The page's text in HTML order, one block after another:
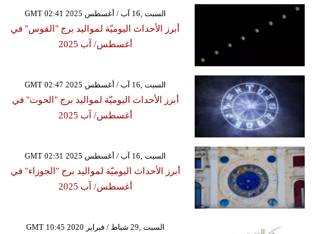
GMT 02:41 2025 السبت ,16 آب / أغسطس
أبرز الأحداث اليوميّة لمواليد برج "القوس" في
أغسطس/ آب 2025
GMT 02:47 2025 السبت ,16 آب / أغسطس
أبرز الأحداث اليوميّة لمواليد برج "الحوت" في
أغسطس/ آب 2025
GMT 02:31 2025 السبت ,16 آب / أغسطس
أبرز الأحداث اليوميّة لمواليد برج "الجوزاء" في
أغسطس/ آب 2025
GMT 10:45 2020 السبت ,29 شباط / فبراير